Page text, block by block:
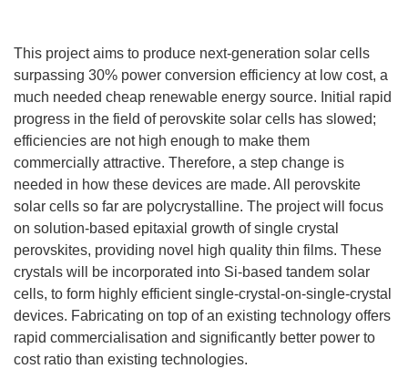
This project aims to produce next-generation solar cells
surpassing 30% power conversion efficiency at low cost, a
much needed cheap renewable energy source. Initial rapid
progress in the field of perovskite solar cells has slowed;
efficiencies are not high enough to make them
commercially attractive. Therefore, a step change is
needed in how these devices are made. All perovskite
solar cells so far are polycrystalline. The project will focus
on solution-based epitaxial growth of single crystal
perovskites, providing novel high quality thin films. These
crystals will be incorporated into Si-based tandem solar
cells, to form highly efficient single-crystal-on-single-crystal
devices. Fabricating on top of an existing technology offers
rapid commercialisation and significantly better power to
cost ratio than existing technologies.